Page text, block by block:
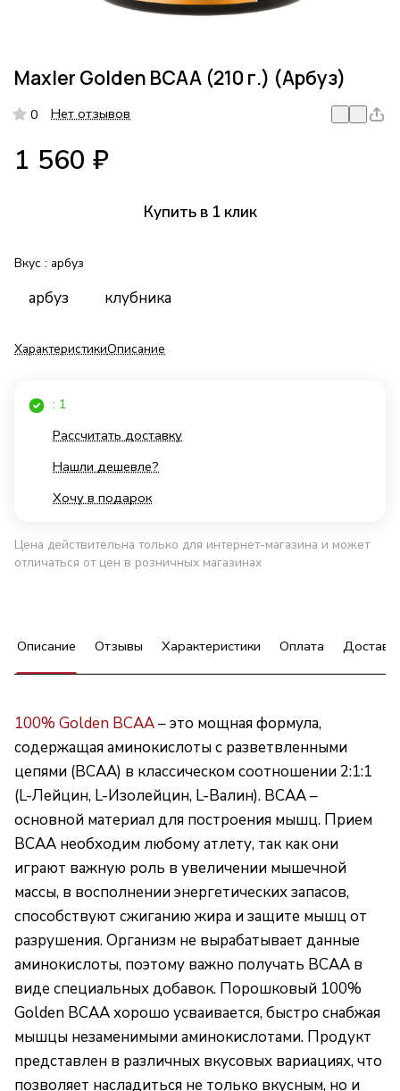
Maxler Golden BCAA (210 г.) (Арбуз)
0 Нет отзывов
1 560 ₽
Купить в 1 клик
Вкус : арбуз
арбуз клубника
ХарактеристикиОписание
: 1
Рассчитать доставку
Нашли дешевле?
Хочу в подарок
Цена действительна только для интернет-магазина и может
отличаться от цен в розничных магазинах
Описание Отзывы Характеристики Оплата
100% Golden BCAA– это мощная формула,
содержащая аминокислоты с разветвленными
цепями (BCAA) в классическом соотношении 2:1:1
(L-Лейцин, L-Изолейцин, L-Валин). BCAA –
основной материал для построения мышц. Прием
BCAA необходим любому атлету, так как они
играют важную роль в увеличении мышечной
массы, в восполнении энергетических запасов,
способствуют сжиганию жира и защите мышц от
разрушения. Организм не вырабатывает данные
аминокислоты, поэтому важно получать BCAA в
виде специальных добавок. Порошковый 100%
Golden BCAA хорошо усваивается, быстро снабжая
мышцы незаменимыми аминокислотами. Продукт
представлен в различных вкусовых вариациях, что
позволяет насладиться не только вкусным, но и